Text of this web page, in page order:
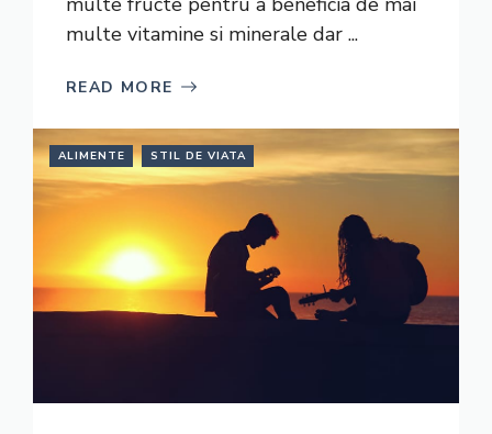
multe vitamine si minerale dar ...
READ MORE
ALIMENTE STIL DE VIATA